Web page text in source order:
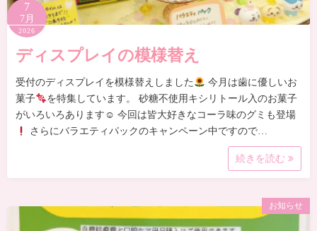
7
7月
2026
ディスプレイの模様替え
受付のディスプレイを模様替えしました
今月は歯に優しいお
菓子
を特集しています。 砂糖不使用キシリトール入のお菓子
がいろいろあります☺ 今回は皆大好きなコーラ味のグミも登場
さらにバラエティパックのキャンペーン中ですので…
続きを読む
お知らせ